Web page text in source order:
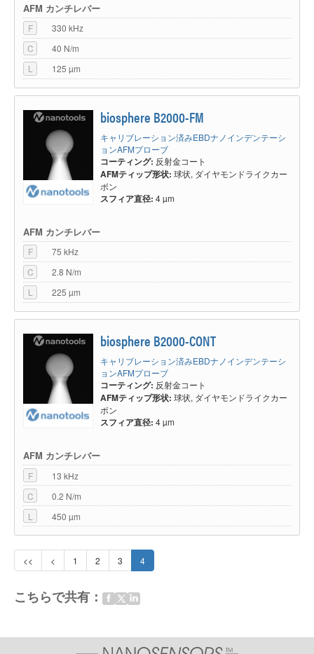
に最適な球半径を選択できます。正確なデータフィッティングを可能にす
る、厳密に制御されたAFM探針の球状形状と半径のスフィア探針を提供し
ています。コロイド部分の半径は20、30、40、50、100、150、300、
500、750、1000、1500、および2000nmを準備しています。半径5000nm
のスフィア探針もご要望の応じて製作できます。
測定対象の剛性に合わせて0.2N/m、2.8N/m、40N/mのカンチレバーばね定
数から選択できます。ばね定数は事前に計測済みです。その他のAFMカン
振周波数は、レーザードップラー振動計（LDV）測定で個別に計測し、ばね
定数はSader法を使用して測定されたAFMカンチレバーの形状から計算され
ます。 AFMカンチレバーの高い機械的Q値により、高い感度が保証されま
高密度カーボン/ダイヤモンドライクカーボン（HDC / DLC）スフィアは、
高い再現性と長時間の変形測定を可能にする高い硬度（ヤング率
E≥800GPa）を持っています。 AFM探針素材は、硬く、疎水性で、酸、塩
基、塩溶液、およびアセトンやアルコールなどの有機溶媒に対して化学的耐
面を持っています。 ナノラフネスによるAFM探針アーチファクトはありま
せん。
コロイドプローブ技術は、21世紀に入ったころから広く使われるようにな
ってきました。実験に応じて必要なコロイドの仕様は異なりますので、球体
の材料とサイズを幅広くご用意しています。フォース測定のため単一のコロ
イドを接着剤でAFMカンチレバーに付着させるコロイドプローブ技術は、
さまざまな分野での基本的な相互作用をより理解するための可能性を提供し
ます。例としては、接着現象、粒子と表面の相互作用、機械的特性、懸濁
液、流体力学、境界スリップなどがあります。これは、増え続けるアプリケ
ーションのほんの一部です。
NanoAndMoreが提供するコロイド状AFMプローブは、シリコン、窒化シリ
コン、またはクオーツライク素材のAFMカンチレバーをベースにしていま
す。これらは市販のSPMで使用できる汎用性を持ち、様々なアプリケーシ
ョンで使用できます。
二酸化ケイ素、ホウケイ酸ガラス、金、ポリスチレン、プレキシガラス
（PMMA）製コロイドを取り付けたAFMプローブを提供しています。1.5〜
択できます。 PNP AFMカンチレバーをベースにしたコロイドAFMプローブ
は、液中測定には適しませんのでご注意ください。このアプリケーションに
は、NanoAndMoreではqp-CONTまたはqp-SCONTカンチレバーをベースに
したコロイドAFMプローブを推奨しています。
酸化シリコンコロイドを備えたコロイドAFMプローブ
D=10.2µm, E=15µm, ±5%
ホウケイ酸ガラスコロイドを取り付けたコロイドAFMプローブ
ホウケイ酸ガラス(BSG) コロイド直径0=2.5µm, A=5µm, B=10µm or
C=20µm, ±10%
AFM カンチレバー
F
330 kHz
C
40 N/m
L
125 µm
biosphere B2000-FM
キャリブレーション済みEBDナノインデンテーシ
ョンAFMプローブ
コーティング: 反射金コート
AFMティップ形状: 球状, ダイヤモンドライクカー
ボン
スフィア直径: 4 µm
AFM カンチレバー
F
75 kHz
C
2.8 N/m
L
225 µm
biosphere B2000-CONT
キャリブレーション済みEBDナノインデンテーシ
ョンAFMプローブ
コーティング: 反射金コート
AFMティップ形状: 球状, ダイヤモンドライクカー
ボン
スフィア直径: 4 µm
AFM カンチレバー
F
13 kHz
C
0.2 N/m
L
450 µm
<< < 1 2 3 4
こちらで共有：